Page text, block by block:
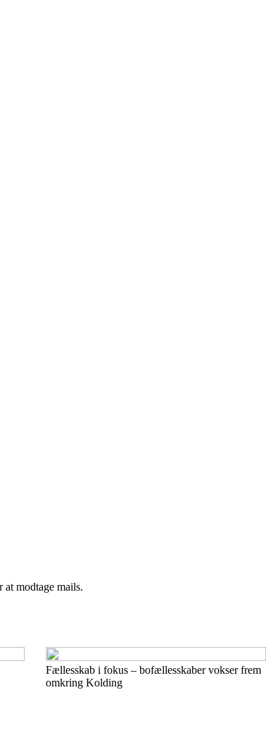
modtage mails.
Fællesskab i fokus – bofællesskaber vokser frem
omkring Kolding